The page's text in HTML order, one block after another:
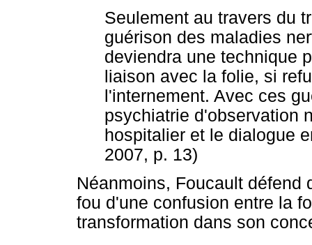
Seulement au travers du
guérison des maladies
deviendra une technique
liaison avec la folie, si
l'internement. Avec ces
psychiatrie d'observation
hospitalier et le dialogue
2007, p. 13)
Néanmoins, Foucault défend
fou d'une confusion entre la
transformation dans son